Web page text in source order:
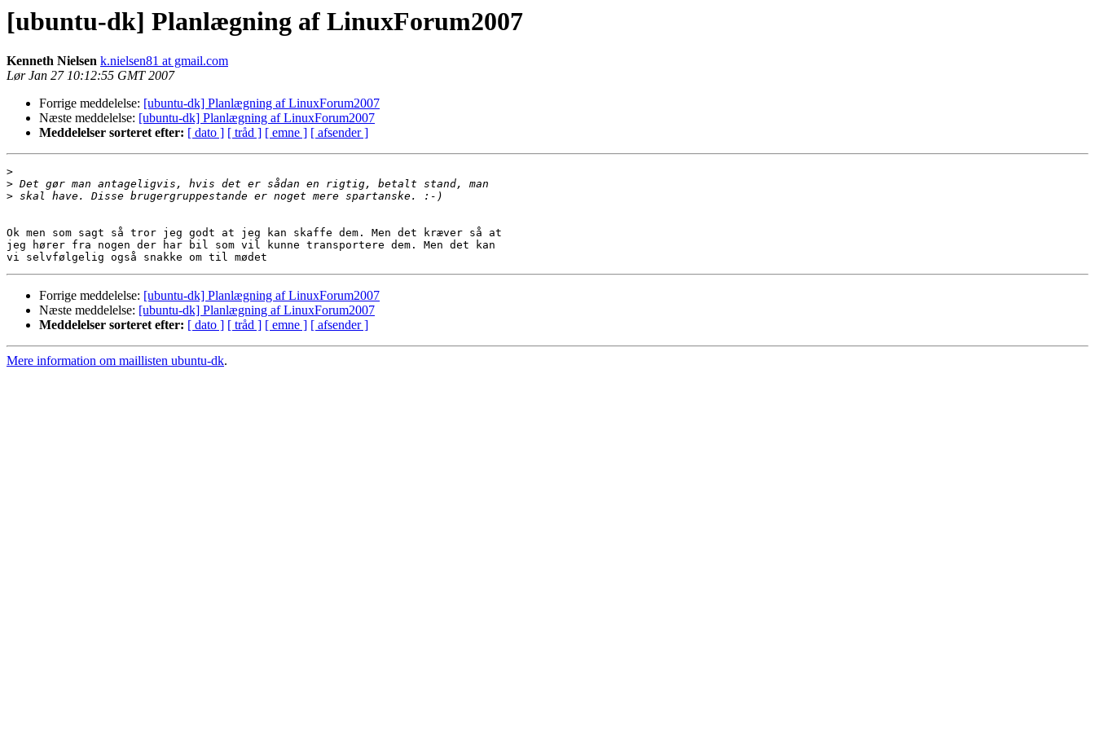
[ubuntu-dk] Planlægning af LinuxForum2007
Kenneth Nielsen k.nielsen81 at gmail.com
Lør Jan 27 10:12:55 GMT 2007
Forrige meddelelse: [ubuntu-dk] Planlægning af LinuxForum2007
Næste meddelelse: [ubuntu-dk] Planlægning af LinuxForum2007
Meddelelser sorteret efter: [ dato ] [ tråd ] [ emne ] [ afsender ]
>
>
>
Ok men som sagt så tror jeg godt at jeg kan skaffe dem. Men det kræver så at
jeg hører fra nogen der har bil som vil kunne transportere dem. Men det kan
Forrige meddelelse: [ubuntu-dk] Planlægning af LinuxForum2007
Næste meddelelse: [ubuntu-dk] Planlægning af LinuxForum2007
Meddelelser sorteret efter: [ dato ] [ tråd ] [ emne ] [ afsender ]
Mere information om maillisten ubuntu-dk.